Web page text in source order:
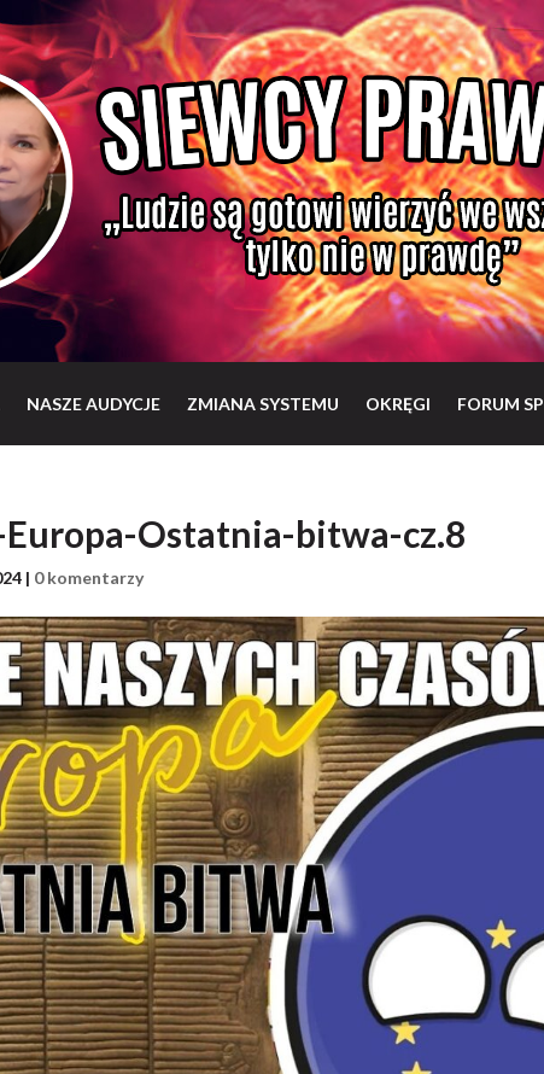
NASZE AUDYCJE ZMIANA SYSTEMU OKRĘGI FORUM SP
Ostatnia-bitwa-cz.8
| 0 komentarzy